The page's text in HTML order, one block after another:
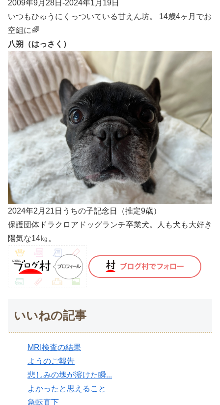
2009年9月28日-2024年1月19日
いつもひゅうにくっついている甘えん坊。 14歳4ヶ月でお
空組に🌈
八朔（はっさく）
2024年2月21日うちの子記念日（推定9歳）
保護団体ドラクロアドッグランチ卒業犬。人も犬も大好き
陽気な14㎏。
いいねの記事
MRI検査の結果
ようのご報告
悲しみの塊が溶けた瞬...
よかったと思えること
急転直下